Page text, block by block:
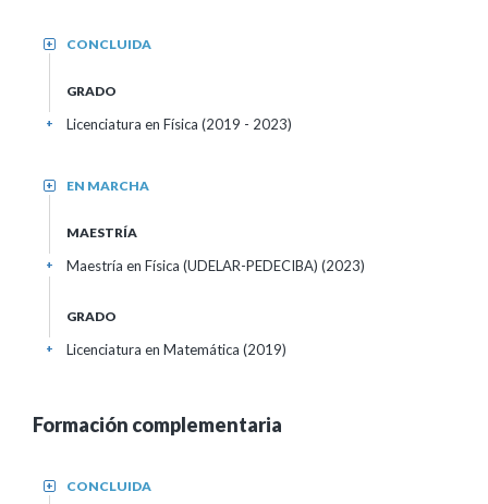
CONCLUIDA
+
GRADO
Licenciatura en Física (2019 - 2023)
+
EN MARCHA
+
MAESTRÍA
Maestría en Física (UDELAR-PEDECIBA) (2023)
+
GRADO
Licenciatura en Matemática (2019)
+
Formación complementaria
CONCLUIDA
+